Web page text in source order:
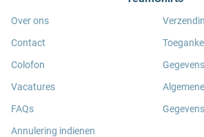
Over ons
Contact
Colofon
Vacatures
FAQs
Annulering indienen